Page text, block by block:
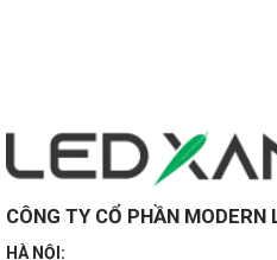
CÔNG TY CỔ PHẦN
HÀ NỘI: